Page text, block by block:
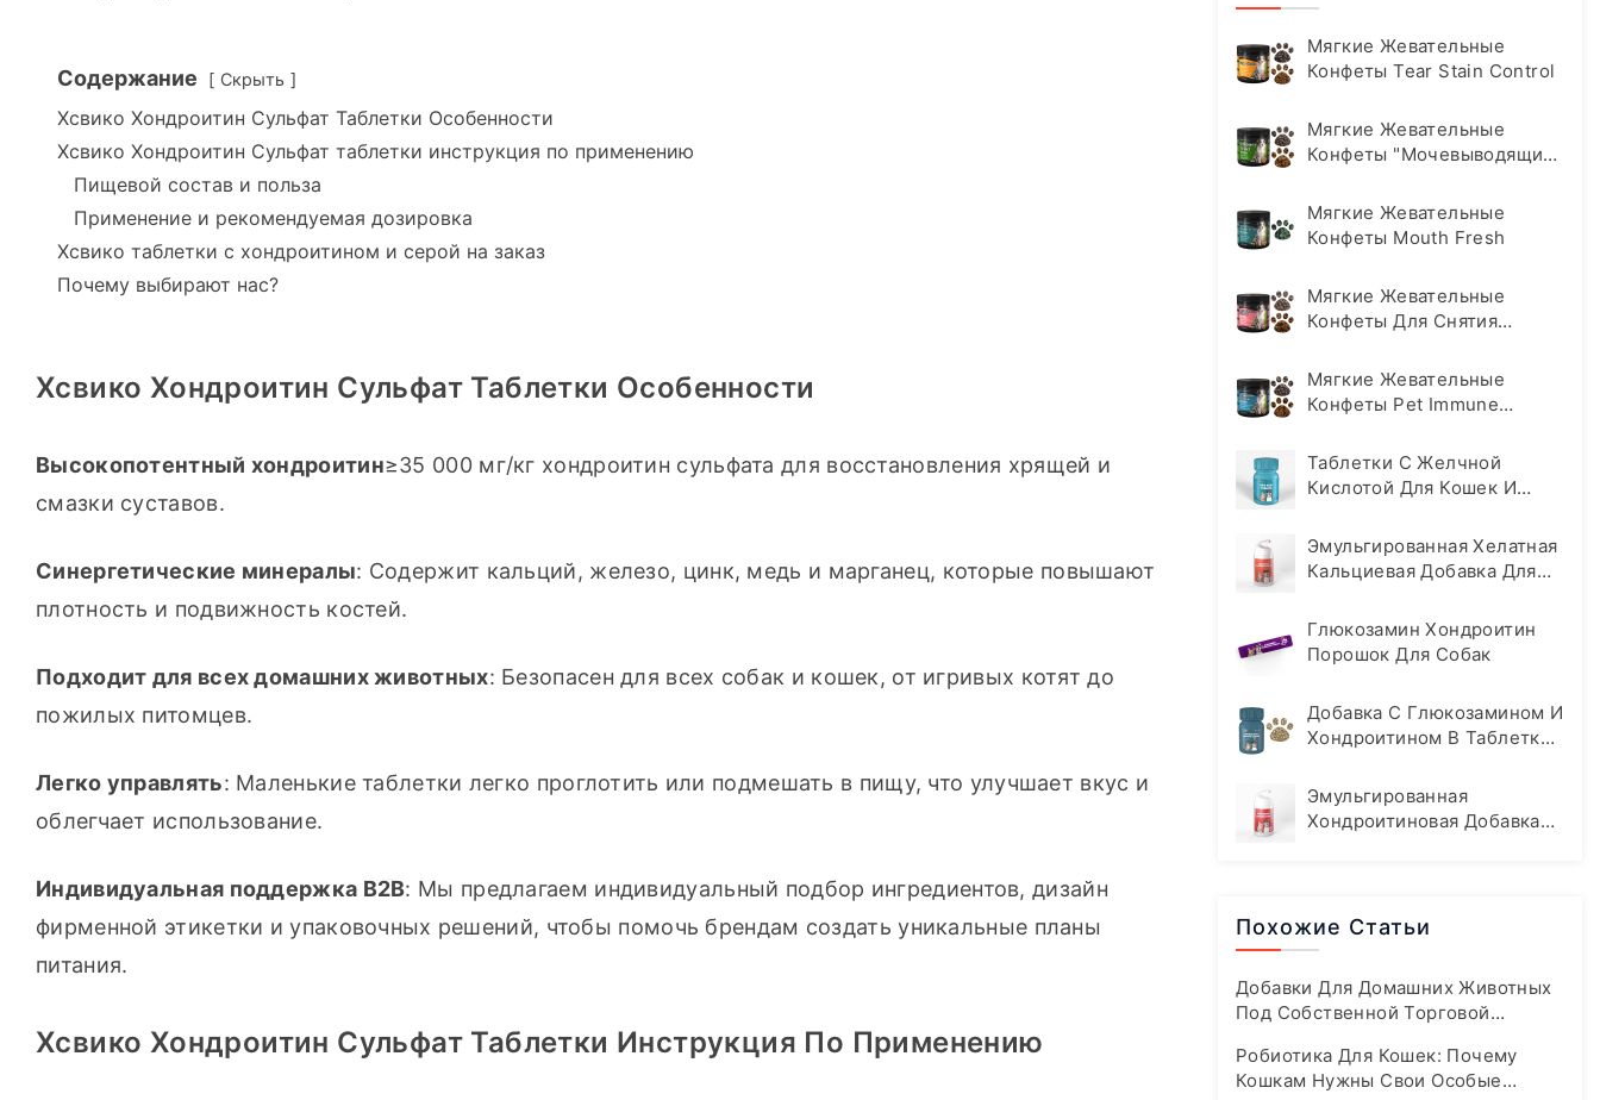
Содержание Скрыть
Хсвико Хондроитин Сульфат Таблетки Особенности
Хсвико Хондроитин Сульфат таблетки инструкция по применению
Пищевой состав и польза
Применение и рекомендуемая дозировка
Хсвико таблетки с хондроитином и серой на заказ
Почему выбирают нас?
Хсвико Хондроитин Сульфат Таблетки Особенности
Высокопотентный хондроитин≥35 000 мг/кг хондроитин сульфата для восстановления хрящей и
смазки суставов.
Синергетические минералы: Содержит кальций, железо, цинк, медь и марганец, которые повышают
плотность и подвижность костей.
Подходит для всех домашних животных: Безопасен для всех собак и кошек, от игривых котят до
пожилых питомцев.
Легко управлять: Маленькие таблетки легко проглотить или подмешать в пищу, что улучшает вкус и
облегчает использование.
Индивидуальная поддержка B2B: Мы предлагаем индивидуальный подбор ингредиентов, дизайн
фирменной этикетки и упаковочных решений, чтобы помочь брендам создать уникальные планы
питания.
Хсвико Хондроитин Сульфат Таблетки Инструкция По Применению
Мягкие Жевательные
Конфеты Tear Stain Control
Мягкие Жевательные
Конфеты "Мочевыводящие
Мягкие Жевательные
Конфеты Mouth Fresh
Мягкие Жевательные
Конфеты Для Снятия
Мягкие Жевательные
Конфеты Pet Immune
Таблетки С Желчной
Кислотой Для Кошек И
Эмульгированная Хелатная
Кальциевая Добавка Для
Глюкозамин Хондроитин
Порошок Для Собак
Добавка С Глюкозамином И
Хондроитином В Таблетках
Эмульгированная
Хондроитиновая Добавка
Похожие Статьи
Добавки Для Домашних Животных
Под Собственной Торговой
Быстрому Выходу На Современный
Бурно Развивающийся Рынок
Робиотика Для Кошек: Почему
Кошкам Нужны Свои Особые